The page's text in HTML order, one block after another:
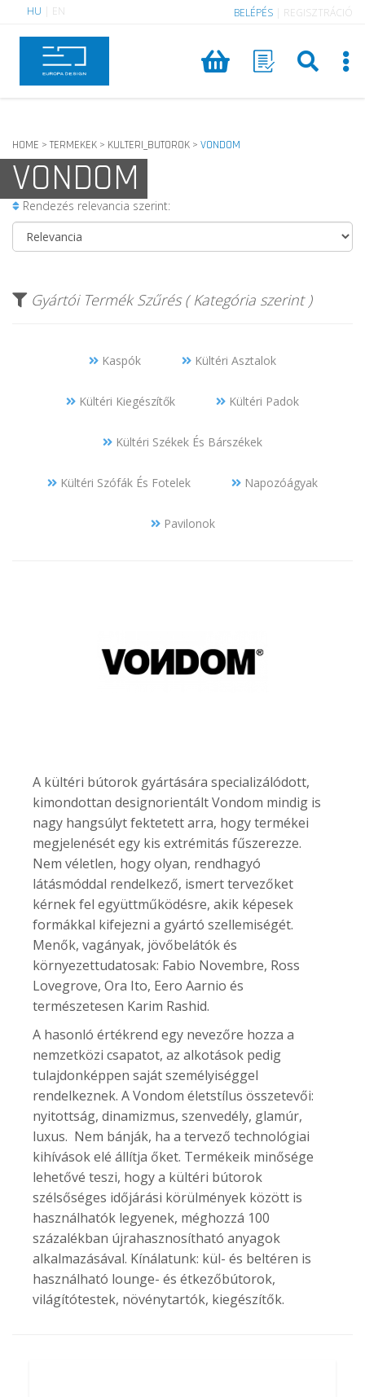
HU EN BELÉPÉS REGISZTRÁCIÓ
HOME > TERMEKEK > KULTERI_BUTOROK > VONDOM
VONDOM
Rendezés relevancia szerint:
Gyártói Termék Szűrés ( Kategória szerint )
Kaspók Kültéri Asztalok
Kültéri Kiegészítők Kültéri Padok
Kültéri Székek És Bárszékek
Kültéri Szófák És Fotelek Napozóágyak
Pavilonok
A kültéri bútorok gyártására specializálódott,
kimondottan designorientált Vondom mindig is
nagy hangsúlyt fektetett arra, hogy termékei
megjelenését egy kis extrémitás fűszerezze.
Nem véletlen, hogy olyan, rendhagyó
látásmóddal rendelkező, ismert tervezőket
kérnek fel együttműködésre, akik képesek
formákkal kifejezni a gyártó szellemiségét.
Menők, vagányak, jövőbelátók és
környezettudatosak: Fabio Novembre, Ross
Lovegrove, Ora Ito, Eero Aarnio és
természetesen Karim Rashid.
A hasonló értékrend egy nevezőre hozza a
nemzetközi csapatot, az alkotások pedig
tulajdonképpen saját személyiséggel
rendelkeznek. A Vondom életstílus összetevői:
nyitottság, dinamizmus, szenvedély, glamúr,
luxus. Nem bánják, ha a tervező technológiai
kihívások elé állítja őket. Termékeik minősége
lehetővé teszi, hogy a kültéri bútorok
szélsőséges időjárási körülmények között is
használhatók legyenek, méghozzá 100
százalékban újrahasznosítható anyagok
alkalmazásával. Kínálatunk: kül- és beltéren is
használható lounge- és étkezőbútorok,
világítótestek, növénytartók, kiegészítők.